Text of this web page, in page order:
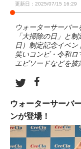
更新日：2025/07/15 16:29
ウォーターサーバ
「大掃除の日」と
日）制定記念イベ
笑いコンビ・令和ロ
エピソードなどを披
ウォーターサーバ
ンが登場！